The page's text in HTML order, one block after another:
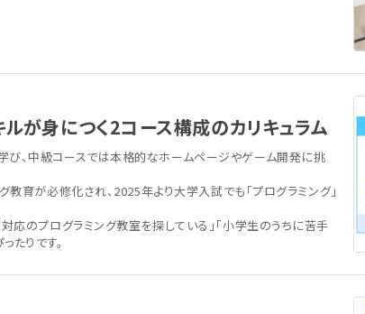
が身につく2コース構成のカリキュラム
び、中級コースでは本格的なホームページやゲーム開発に挑
育が必修化され、2025年より大学入試でも「プログラミング」
応のプログラミング教室を探している」「小学生のうちに苦手
たりです。